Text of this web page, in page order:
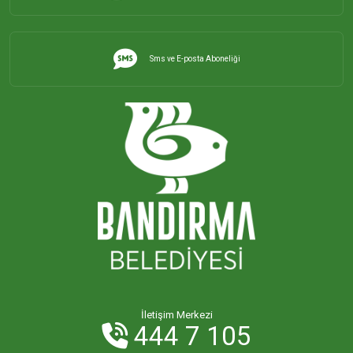
Sms ve E-posta Aboneliği
İletişim Merkezi
444 7 105